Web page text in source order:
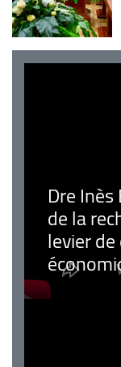
Dre
de la
levier